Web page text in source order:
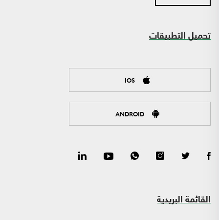
تحميل التطبيقات
IOS
ANDROID
القائمة البريدية